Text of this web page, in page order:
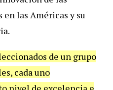
las Américas y su
de un grupo
cada uno